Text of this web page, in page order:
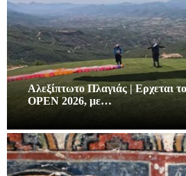
Αλεξίπτωτο Πλαγιάς | Ερχεται
OPEN 2026, με…